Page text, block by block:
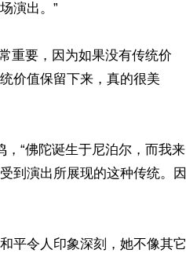
演出。”
重要，因为如果没有传统价
价值保留下来，真的很美
“佛陀诞生于尼泊尔，而我来
到演出所展现的这种传统。因
平令人印象深刻，她不像其它